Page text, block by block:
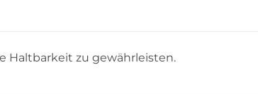
Haltbarkeit zu gewährleisten.